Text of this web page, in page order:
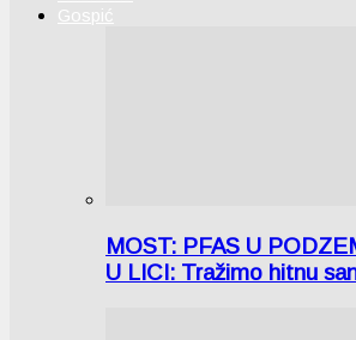
Gospić
MOST: PFAS U
U LICI: Tražimo hitnu